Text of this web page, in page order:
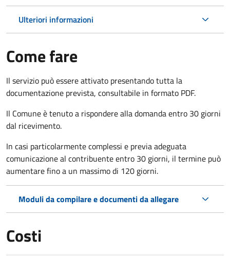
Ulteriori informazioni
Come fare
Il servizio può essere attivato presentando tutta la
documentazione prevista, consultabile in formato PDF.
Il Comune è tenuto a rispondere alla domanda entro 30 giorni
dal ricevimento.
In casi particolarmente complessi e previa adeguata
comunicazione al contribuente entro 30 giorni, il termine può
aumentare fino a un massimo di 120 giorni.
Moduli da compilare e documenti da allegare
Costi